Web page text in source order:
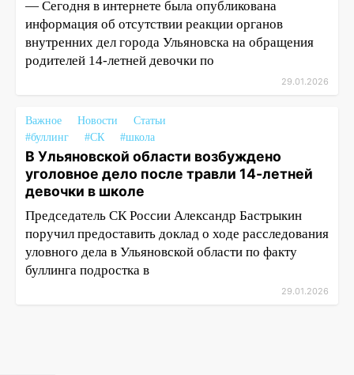
— Сегодня в интернете была опубликована
информация об отсутствии реакции органов
внутренних дел города Ульяновска на обращения
родителей 14-летней девочки по
29.01.2026
Важное Новости
Статьи
#буллинг
#СК #школа
В Ульяновской области возбуждено
уголовное дело после травли 14-летней
девочки в школе
Председатель СК России Александр Бастрыкин
поручил предоставить доклад о ходе расследования
уловного дела в Ульяновской области по факту
буллинга подростка в
29.01.2026